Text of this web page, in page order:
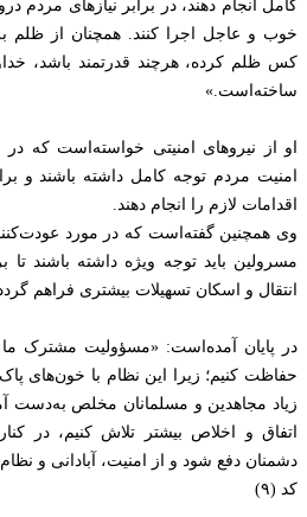
کامل انجام دهند، در برابر نیازهای مردم
خوب و عاجل اجرا کنند. همچنان از ظلم
کس ظلم کرده، هرچند قدرتمند باشد،
ساخته‌است.»
او از نیروهای امنیتی خواسته‌است که
امنیت مردم توجه کامل داشته باشند و
اقدامات لازم را انجام دهند.
وی همچنین گفته‌است که در مورد
مسرولین باید توجه ویژه داشته باشند
انتقال و اسکان تسهیلات بیشتری فراهم گردد.
در پایان آمده‌است: «مسؤولیت مشترک
حفاظت کنیم؛ زیرا این نظام با خون‌های
زیاد مجاهدین و مسلمانان مخلص به‌دست
اتفاق و اخلاص بیشتر تلاش کنیم، در
دشمنان دفع شود و از امنیت، آبادانی و
کد (۹)